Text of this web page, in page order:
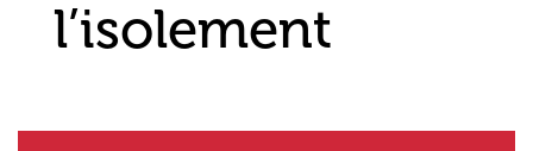
l’isolement